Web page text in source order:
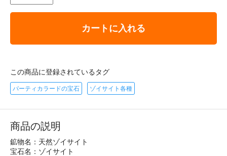
カートに入れる
この商品に登録されているタグ
パーティカラードの宝石 ゾイサイト各種
商品の説明
鉱物名：天然ゾイサイト
宝石名：ゾイサイト